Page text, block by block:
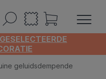
geluidsdempende